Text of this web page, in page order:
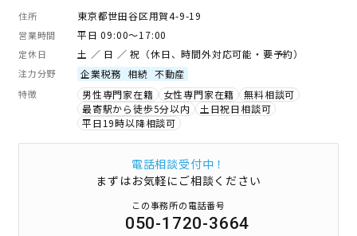
住所 東京都世田谷区用賀4-9-19
営業時間 平日 09:00～17:00
定休日 土 ／ 日 ／ 祝（休日、時間外対応可能・要予約）
注力分野 企業税務 相続 不動産
特徴 男性専門家在籍 女性専門家在籍
無料相談可
最寄駅から徒歩5分以内
土日祝日相談可
平日19時以降相談可
電話相談受付中！
まずはお気軽にご相談ください
この事務所の電話番号
050-1720-3664